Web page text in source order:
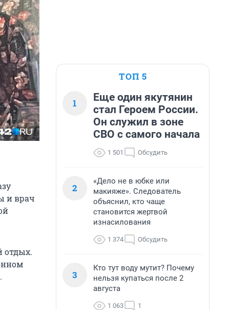
и врач
отдых.
.
ТОП 5
1
Еще один якутянин
стал Героем России.
Он служил в зоне
СВО с самого начала
1 501 Обсудить
2
«Дело не в юбке или
макияже». Следователь
объяснил, кто чаще
становится жертвой
изнасилования
1 374 Обсудить
3
Кто тут воду мутит? Почему
нельзя купаться после 2
августа
1 063 1